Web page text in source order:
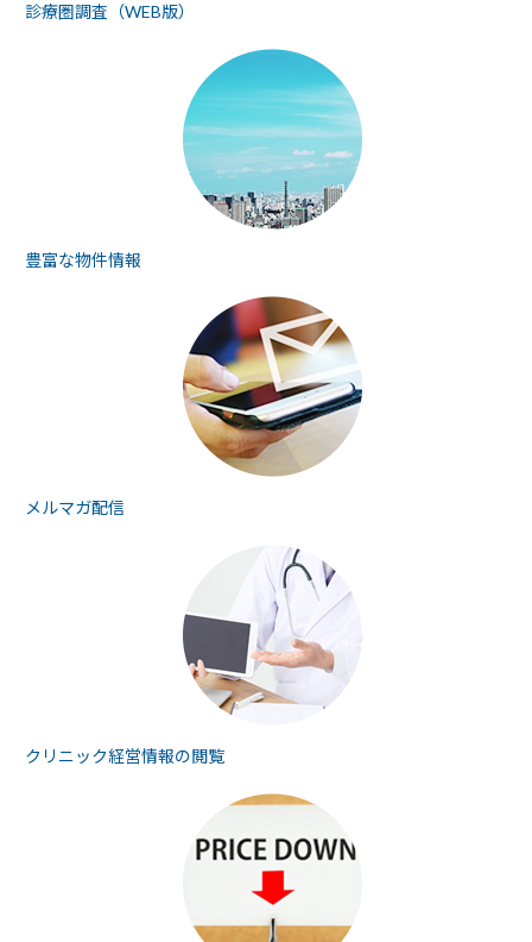
診療圏調査（WEB版）
豊富な物件情報
メルマガ配信
クリニック経営情報の閲覧